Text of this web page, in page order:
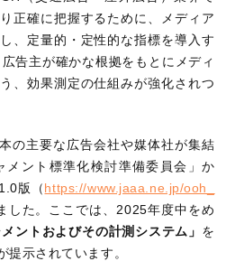
正確に把握するために、メディア
、定量的・定性的な指標を導入す
告主が確かな根拠をもとにメディ
、効果測定の仕組みが強化されつ
の主要な広告会社や媒体社が集結
メント標準化検討準備委員会」か
版（https://www.jaaa.ne.jp/ooh_
した。ここでは、2025年度中をめ
ントおよびその計測システム」 を
提示されています。